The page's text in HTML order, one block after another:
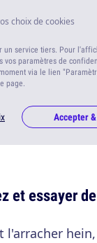
choix de cookies
un service tiers. Pour
vos paramètres de
via le lien
page.
Accepter
et essayer
l'arracher